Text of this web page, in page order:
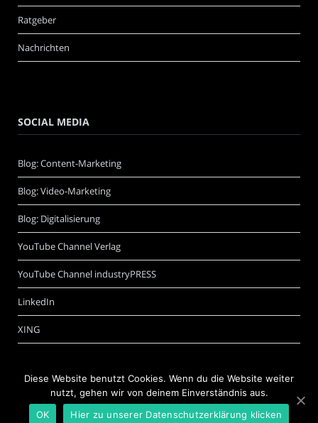
Ratgeber
Nachrichten
SOCIAL MEDIA
Blog: Content-Marketing
Blog: Video-Marketing
Blog: Digitalisierung
YouTube Channel Verlag
YouTube Channel industryPRESS
LinkedIn
XING
Diese Website benutzt Cookies. Wenn du die Website weiter
nutzt, gehen wir von deinem Einverständnis aus.
OK
Hier zu unserer Datenschutzerklärung klicken